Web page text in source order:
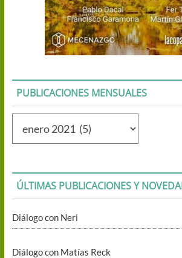
PUBLICACIONES MENSUALES
mensuales
ÚLTIMAS PUBLICACIONES Y
Diálogo con Neri
Diálogo con Matías Reck